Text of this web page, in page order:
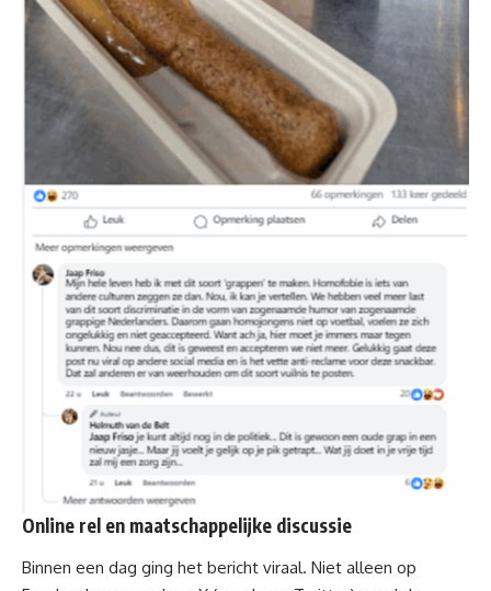
Online rel en maatschappelijke discussie
Binnen een dag ging het bericht viraal. Niet alleen op